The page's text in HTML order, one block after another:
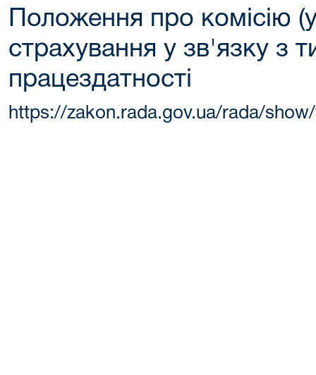
Положення про комісію
страхування у зв'язку з
працездатності
https://zakon.rada.gov.ua/rada/